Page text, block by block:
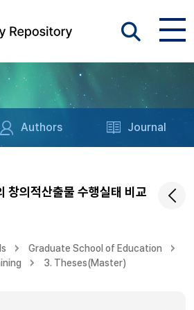
Authors Journal
창의적산출물 수행실태 비교
Graduate School of Education
3. Theses(Master)